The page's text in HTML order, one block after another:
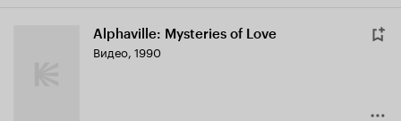
Alphaville: Mysteries of Love
Видео, 1990